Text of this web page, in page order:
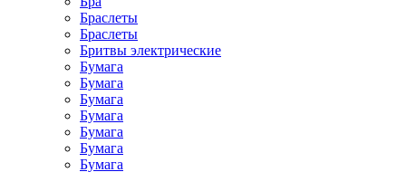
Браслеты
Браслеты
Бритвы электрические
Бумага
Бумага
Бумага
Бумага
Бумага
Бумага
Бумага